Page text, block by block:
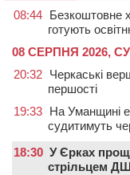
08:44 Безкоштовне
готують
08 СЕРПНЯ 2026,
20:32 Черкаські
першості
19:33 На Уманщині
судитимуть
18:30 У Єрках
стрільцем